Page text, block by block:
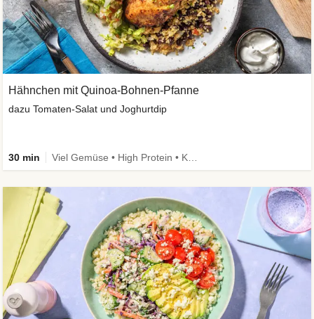
Hähnchen mit Quinoa-Bohnen-Pfanne
dazu Tomaten-Salat und Joghurtdip
30 min